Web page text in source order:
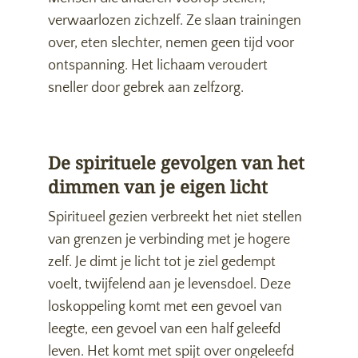
verwaarlozen zichzelf. Ze slaan trainingen
over, eten slechter, nemen geen tijd voor
ontspanning. Het lichaam veroudert
sneller door gebrek aan zelfzorg.
De spirituele gevolgen van het
dimmen van je eigen licht
Spiritueel gezien verbreekt het niet stellen
van grenzen je verbinding met je hogere
zelf. Je dimt je licht tot je ziel gedempt
voelt, twijfelend aan je levensdoel. Deze
loskoppeling komt met een gevoel van
leegte, een gevoel van een half geleefd
leven. Het komt met spijt over ongeleefd